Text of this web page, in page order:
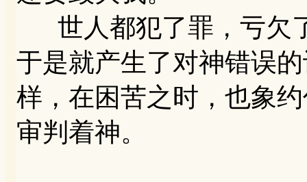
世人都犯了罪，亏欠
于是就产生了对神错误
样，在困苦之时，也象
审判着神。